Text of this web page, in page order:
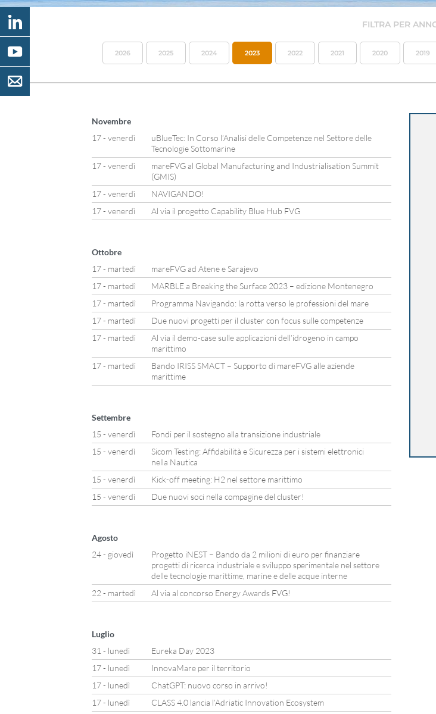
FILTRA PER
2026 2025 2024 2023 2022 2021 2020 2019
Novembre
17 - venerdì
uBlueTec: In Corso l’Analisi delle Competenze nel Settore delle
Tecnologie Sottomarine
17 - venerdì
mareFVG al Global Manufacturing and Industrialisation Summit
(GMIS)
17 - venerdì
NAVIGANDO!
17 - venerdì
Al via il progetto Capability Blue Hub FVG
Ottobre
17 - martedì
mareFVG ad Atene e Sarajevo
17 - martedì
MARBLE a Breaking the Surface 2023 – edizione Montenegro
17 - martedì
Programma Navigando: la rotta verso le professioni del mare
17 - martedì
Due nuovi progetti per il cluster con focus sulle competenze
17 - martedì
Al via il demo-case sulle applicazioni dell’idrogeno in campo
marittimo
17 - martedì
Bando IRISS SMACT – Supporto di mareFVG alle aziende
marittime
Settembre
15 - venerdì
Fondi per il sostegno alla transizione industriale
15 - venerdì
Sicom Testing: Affidabilità e Sicurezza per i sistemi elettronici
nella Nautica
15 - venerdì
Kick-off meeting: H2 nel settore marittimo
15 - venerdì
Due nuovi soci nella compagine del cluster!
Agosto
24 - giovedì
Progetto iNEST – Bando da 2 milioni di euro per finanziare
progetti di ricerca industriale e sviluppo sperimentale nel settore
delle tecnologie marittime, marine e delle acque interne
22 - martedì
Al via al concorso Energy Awards FVG!
Luglio
31 - lunedì
Eureka Day 2023
17 - lunedì
InnovaMare per il territorio
17 - lunedì
ChatGPT: nuovo corso in arrivo!
17 - lunedì
CLASS 4.0 lancia l’Adriatic Innovation Ecosystem